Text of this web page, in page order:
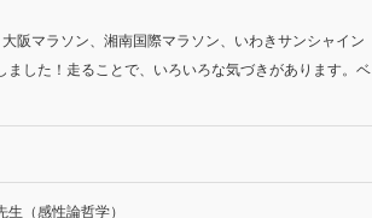
阪マラソン、湘南国際マラソン、いわきサンシャイン
した！走ることで、いろいろな気づきがあります。ベ
（感性論哲学）